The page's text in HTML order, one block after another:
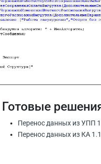
Готовые
Перенос данных из УПП
Перенос данных из КА